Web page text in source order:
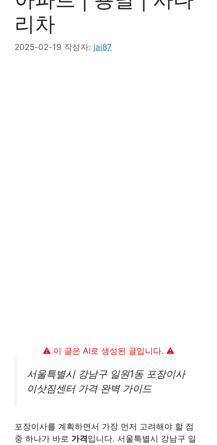
리차
2025-02-19 작성자: jai87
⚠️ 이 글은 AI로 생성된 글입니다. ⚠️
서울특별시 강남구 일원1동 포장이사
이삿짐센터 가격 완벽 가이드
포장이사를 계획하면서 가장 먼저 고려해야 할 점
중 하나가 바로 가격입니다. 서울특별시 강남구 일